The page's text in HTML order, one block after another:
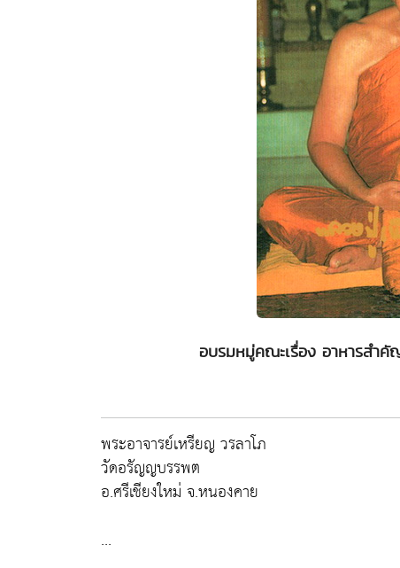
อบรมหมู่คณะเรื่อง อาหารสำ
พระอาจารย์เหรียญ วรลาโภ
วัดอรัญญบรรพต
อ.ศรีเชียงใหม่ จ.หนองคาย
...